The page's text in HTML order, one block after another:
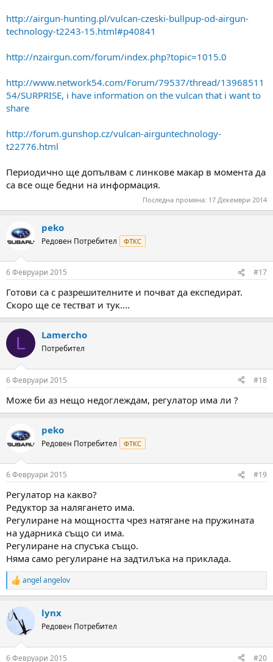
http://airgun-hunting.pl/vulcan-czeski-bullpup-od-airgun-
technology-t2243-15.html#p40841
http://nzairgun.com/forum/index.php?topic=1015.0
http://www.network54.com/Forum/79537/thread/13968511
54/SURPRISE, i have information on the vulcan that i want to
share
http://forum.gunshop.cz/vulcan-airguntechnology-
t22776.html
Периодично ще допълвам с линкове макар в момента да
са все още бедни на информация.
Последна промяна: 17 Декември 2014
peko
Редовен Потребител ФТКС
6 Февруари 2015 #17
Готови са с разрешителните и почват да експедират.
Скоро ще се тестват и тук....
L Lamercho
Потребител
6 Февруари 2015 #18
Може би аз нещо недоглеждам, регулатор има ли ?
peko
Редовен Потребител ФТКС
6 Февруари 2015 #19
Регулатор на какво?
Редуктор за налягането има.
Регулиране на мощността чрез натягане на пружината
на ударника също си има.
Регулиране на спусъка също.
Няма само регулиране на задтилъка на приклада.
R
e
c
t
i
angel angelov
lynx
Редовен Потребител
6 Февруари 2015 #20